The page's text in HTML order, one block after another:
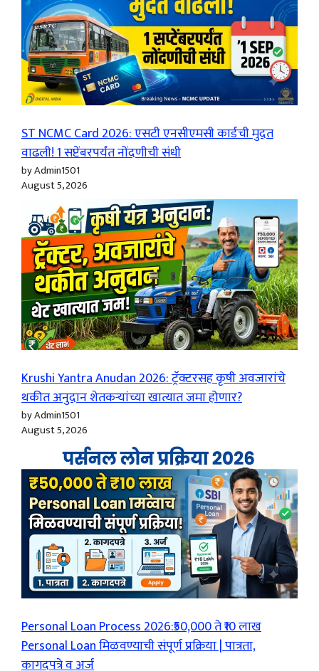
ST NCMC Card 2026: एसटी एनसीएमसी कार्डची मुदत
वाढली! 1 सप्टेंबरपर्यंत नोंदणीची संधी
by Admin1501
August 5, 2026
Krushi Yantra Anudan 2026: ट्रॅक्टरसह कृषी अवजारांचे
थकीत अनुदान शेतकऱ्यांच्या खात्यात जमा होणार?
by Admin1501
August 5, 2026
Personal Loan Process 2026:₹50,000 ते ₹10 लाख
Personal Loan मिळवण्याची संपूर्ण प्रक्रिया | पात्रता,
कागदपत्रे व अर्ज